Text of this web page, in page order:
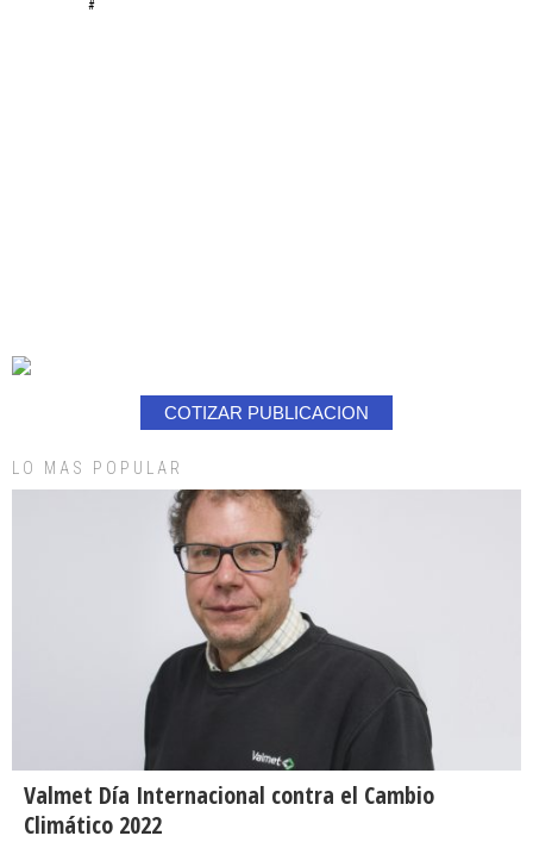
#
COTIZAR PUBLICACION
LO MAS POPULAR
Valmet Día Internacional contra el Cambio
Climático 2022